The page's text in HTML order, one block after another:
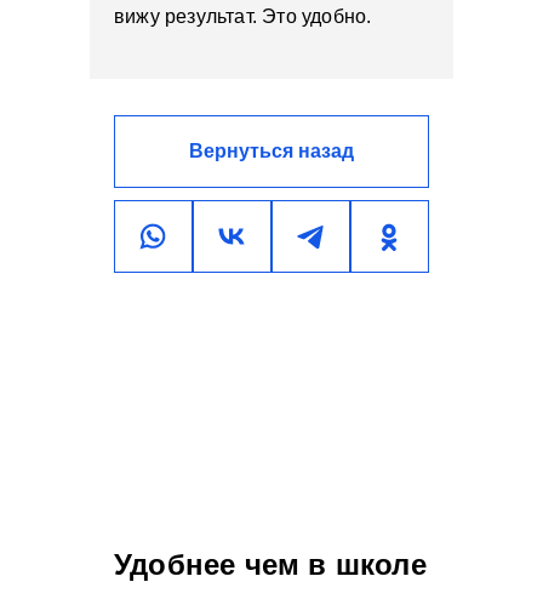
Вернуться назад
вижу результат. Это удобно.
Удобнее чем в школе